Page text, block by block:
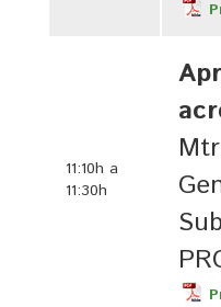
11:10h a
11:30h